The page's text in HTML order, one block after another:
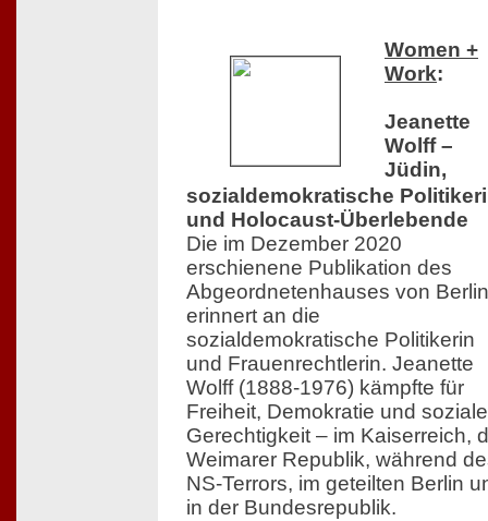
Women +
Work:
Jeanette
Wolff –
Jüdin,
sozialdemokratische
und Holocaust-Überlebende
Die im Dezember 2020
erschienene Publikation des
Abgeordnetenhauses von Berlin
erinnert an die
sozialdemokratische Politikerin
und Frauenrechtlerin. Jeanette
Wolff (1888-1976) kämpfte für
Freiheit, Demokratie und soziale
Gerechtigkeit – im Kaiserreich,
Weimarer Republik, während
NS-Terrors, im geteilten Berlin
in der Bundesrepublik.